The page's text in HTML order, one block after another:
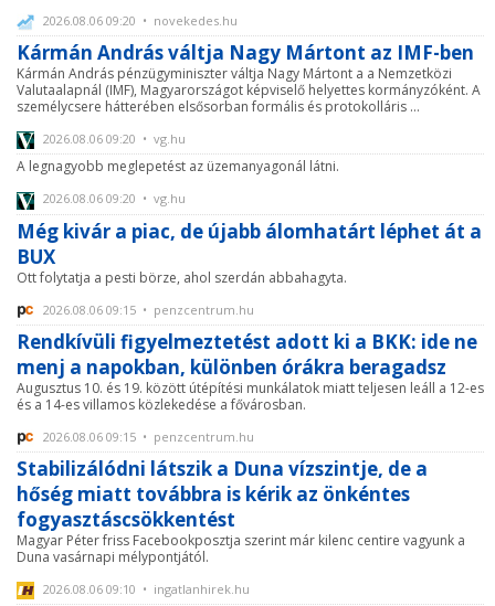
2026.08.06 09:20 • novekedes.hu
Kármán András váltja Nagy Mártont az IMF-ben
Kármán András pénzügyminiszter váltja Nagy Mártont a a Nemzetközi
Valutaalapnál (IMF), Magyarországot képviselő helyettes kormányzóként. A
személycsere hátterében elsősorban formális és protokolláris ...
2026.08.06 09:20 • vg.hu
A legnagyobb meglepetést az üzemanyagonál látni.
2026.08.06 09:20 • vg.hu
Még kivár a piac, de újabb álomhatárt léphet át a
BUX
Ott folytatja a pesti börze, ahol szerdán abbahagyta.
2026.08.06 09:15 • penzcentrum.hu
Rendkívüli figyelmeztetést adott ki a BKK: ide ne
menj a napokban, különben órákra beragadsz
Augusztus 10. és 19. között útépítési munkálatok miatt teljesen leáll a 12-es
és a 14-es villamos közlekedése a fővárosban.
2026.08.06 09:15 • penzcentrum.hu
Stabilizálódni látszik a Duna vízszintje, de a
hőség miatt továbbra is kérik az önkéntes
fogyasztáscsökkentést
Magyar Péter friss Facebookposztja szerint már kilenc centire vagyunk a
Duna vasárnapi mélypontjától.
2026.08.06 09:10 • ingatlanhirek.hu